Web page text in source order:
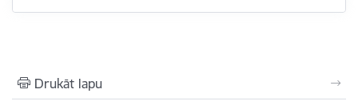
Drukāt lapu